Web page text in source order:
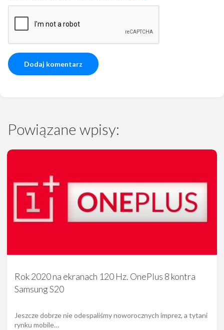
Powiązane wpisy:
Rok 2020 na ekranach 120 Hz. OnePlus 8 kontra
Samsung S20
Jeszcze dobrze nie odespaliśmy noworocznych imprez, a tytani
rynku mobile…